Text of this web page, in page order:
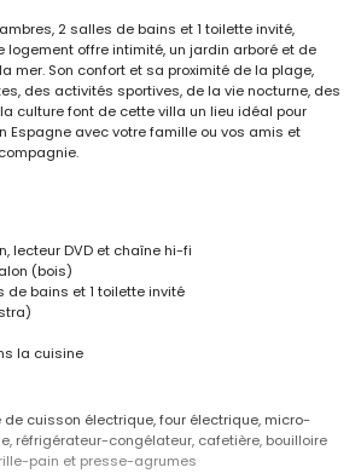
2 salles de bains et 1 toilette invité,
logement offre intimité, un jardin arboré et de
mer. Son confort et sa proximité de la plage,
des activités sportives, de la vie nocturne, des
culture font de cette villa un lieu idéal pour
Espagne avec votre famille ou vos amis et
lecteur DVD et chaîne hi-fi
(bois)
de bains et 1 toilette invité
la cuisine
cuisson électrique, four électrique, micro-
réfrigérateur-congélateur, cafetière, bouilloire
pain et presse-agrumes